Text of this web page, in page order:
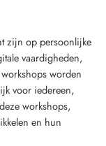
zijn op persoonlijke
vaardigheden,
worden
voor iedereen,
workshops,
en hun